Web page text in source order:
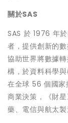
關於SAS
SAS 於 1976 年
者，提供創新的
協助世界將數據
構，於資料科學
在全球 56 個國
商業決策，《財
藥、電信與航太製